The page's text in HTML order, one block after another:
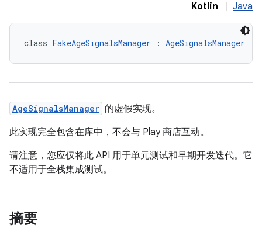
Kotlin Java
class FakeAgeSignalsManager : AgeSignalsManager
AgeSignalsManager 的虚假实现。
此实现完全包含在库中，不会与 Play 商店互动。
请注意，您应仅将此 API 用于单元测试和早期开发迭代。它
不适用于全栈集成测试。
摘要